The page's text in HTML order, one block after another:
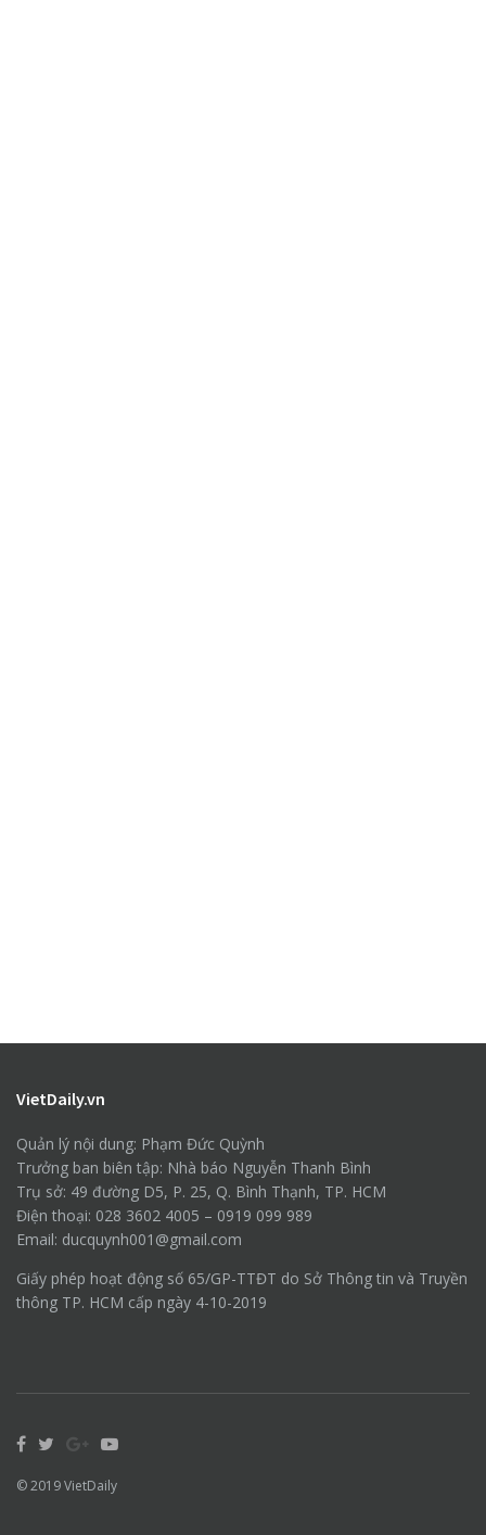
VietDaily.vn
Quản lý nội dung: Phạm Đức Quỳnh
Trưởng ban biên tập: Nhà báo Nguyễn Thanh Bình
Trụ sở: 49 đường D5, P. 25, Q. Bình Thạnh, TP. HCM
Điện thoại: 028 3602 4005 – 0919 099 989
Email: ducquynh001@gmail.com
Giấy phép hoạt động số 65/GP-TTĐT do Sở Thông tin và Truyền
thông TP. HCM cấp ngày 4-10-2019
© 2019VietDaily